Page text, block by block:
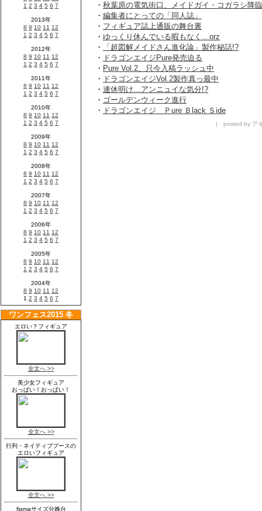
・ 秋葉原の電気街口、メイドガイ・コガラシ降
・ 編集者にとっての「同人誌」
・ フィギュア誌上通販の舞台裏
・ ゆっくり休んでいる暇もなく…orz
・
「超図解メイドさん進化論」製作秘話!?
・ ドラゴンエイジPure発売迫る
・ Pure Vol.2、只今入稿ラッシュ中
・ ドラゴンエイジVol.2製作真っ最中
・ 連休明け…アンニュイな気分!?
・ ゴールデンウィーク進行
・ ドラゴンエイジ Ｐure Ｂlack Ｓide
| posted by アキ